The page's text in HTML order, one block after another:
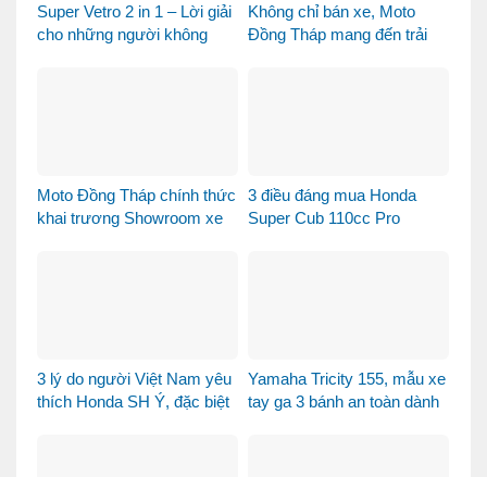
Super Vetro 2 in 1 – Lời giải
cho những người không
Không chỉ bán xe, Moto
Đồng Tháp mang đến trải
Moto Đồng Tháp chính thức
khai trương Showroom xe
3 điều đáng mua Honda
Super Cub 110cc Pro
3 lý do người Việt Nam yêu
thích Honda SH Ý, đặc biệt
Yamaha Tricity 155, mẫu xe
tay ga 3 bánh an toàn dành